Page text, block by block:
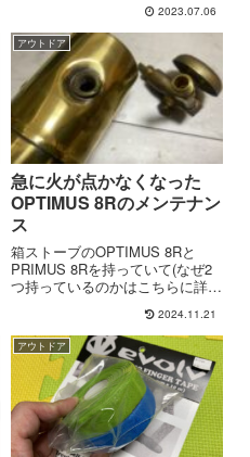
できること日本語で500文字まで
の投稿動画、...
2023.07.06
アウトドア
急に火が点かなくなった
OPTIMUS 8Rのメンテナン
ス
箱ストーブのOPTIMUS 8Rと
PRIMUS 8Rを持っていて(なぜ2
つ持っているのかはこちらに詳し
賞用、布教用というような区別は
まったくなく、2つとも絶好調で
交互に使用中。絶好調で、とは書
きましたがやっぱり...
2024.11.21
アウトドア